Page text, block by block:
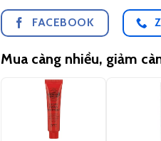
FACEBOOK
Mua càng nhiều, giảm